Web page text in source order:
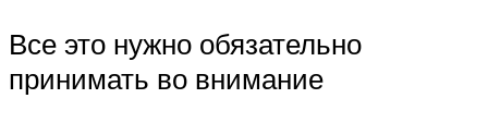
Все это нужно обязательно
принимать во внимание